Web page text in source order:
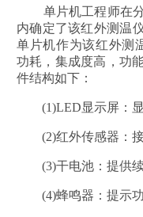
单片机工程师在分
内确定了该红外测温
单片机作为该红外测
功耗，集成度高，功
件结构如下：
(1)LED显示屏：显
(2)红外传感器：接
(3)干电池：提供
(4)蜂鸣器：提示